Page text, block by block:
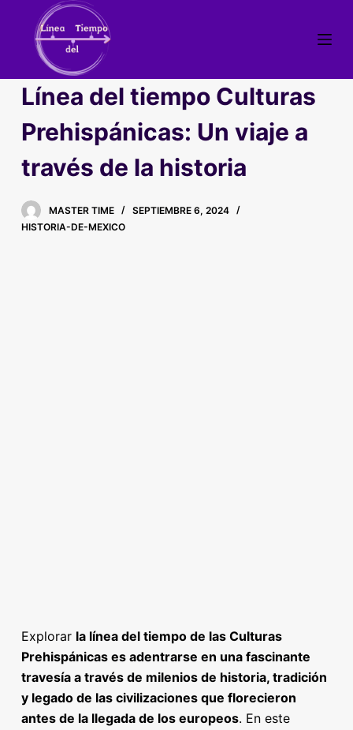
t
a
o
n
Línea del tiempo Culturas
Prehispánicas: Un viaje a
través de la historia
MASTER TIME
SEPTIEMBRE 6, 2024
HISTORIA-DE-MEXICO
Explorar la línea del tiempo de las Culturas
Prehispánicas es adentrarse en una fascinante
travesía a través de milenios de historia, tradición
y legado de las civilizaciones que florecieron
antes de la llegada de los europeos. En este